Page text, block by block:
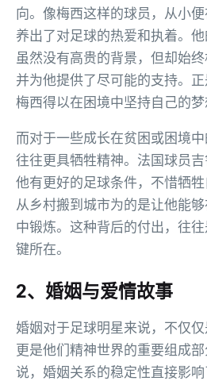
向。像梅西这样的球员，从小
养出了对足球的热爱和执着。他
虽然没有高贵的背景，但却始终
并为他提供了尽可能的支持。
梅西得以在困境中坚持自己的梦
而对于一些成长在贫困或困境
往往更具牺牲精神。法国球员
他有更好的足球条件，不惜牺
从乡村搬到城市为的是让他能
中锻炼。这种背后的付出，往
键所在。
2、婚姻与爱情故事
婚姻对于足球明星来说，不仅仅
更是他们精神世界的重要组成
说，婚姻关系的稳定性直接影